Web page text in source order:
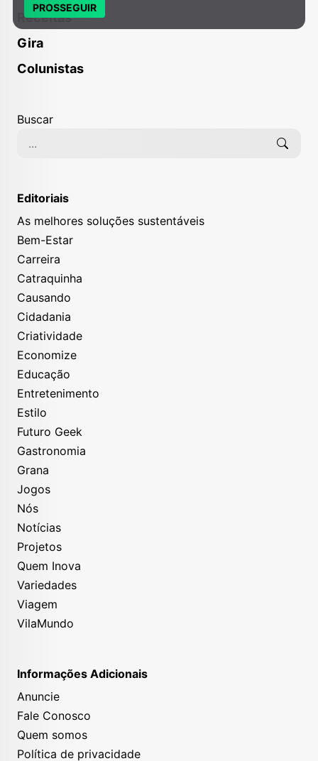
Receitas
Gira
Colunistas
Buscar
Editoriais
As melhores soluções sustentáveis
Bem-Estar
Carreira
Catraquinha
Causando
Cidadania
Criatividade
Economize
Educação
Entretenimento
Estilo
Futuro Geek
Gastronomia
Grana
Jogos
Nós
Notícias
Projetos
Quem Inova
Variedades
Viagem
VilaMundo
Informações Adicionais
Anuncie
Fale Conosco
Quem somos
Política de privacidade
PROSSEGUIR